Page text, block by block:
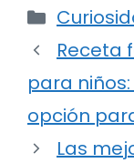
Receta
para
opción
Las